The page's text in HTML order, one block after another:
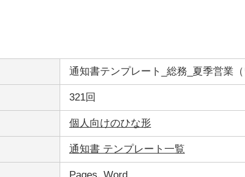
通知書テンプレート_総務_夏季営業（
321回
個人向けのひな形
通知書 テンプレート一覧